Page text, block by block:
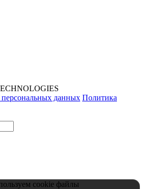
персональных данных Политика
cookie файлы